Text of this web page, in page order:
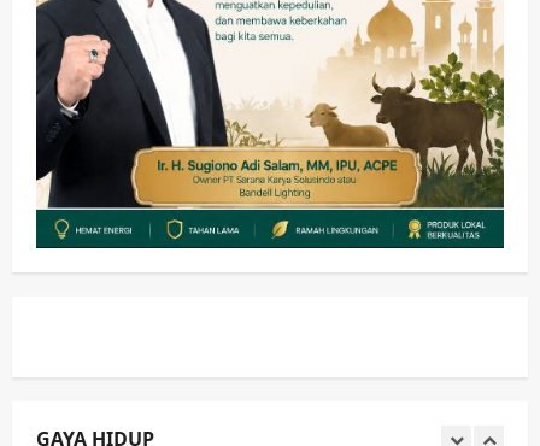
GAYA HIDUP
wartanusa 5 Agustus 2026
2
Olahraga
Adu Taktik di Atas Rumput Sintetis:
PWI dan Sapma PP Sidoarjo
Memanaskan Mesin Menuju Piala
Soccer
wartanusa 5 Agustus 2026
Ekonomi Hiburan Pemerintahan
HOT NEWS: Ribuan Warga Wage
Tumplek Blek di Bazar Rakyat Jalan
Jambu, Borong Kuliner UMKM Sambil
Nonton Jaranan!